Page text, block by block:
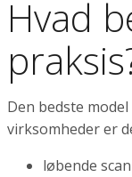
Hvad
Den bedste
virksomheder er
løbende